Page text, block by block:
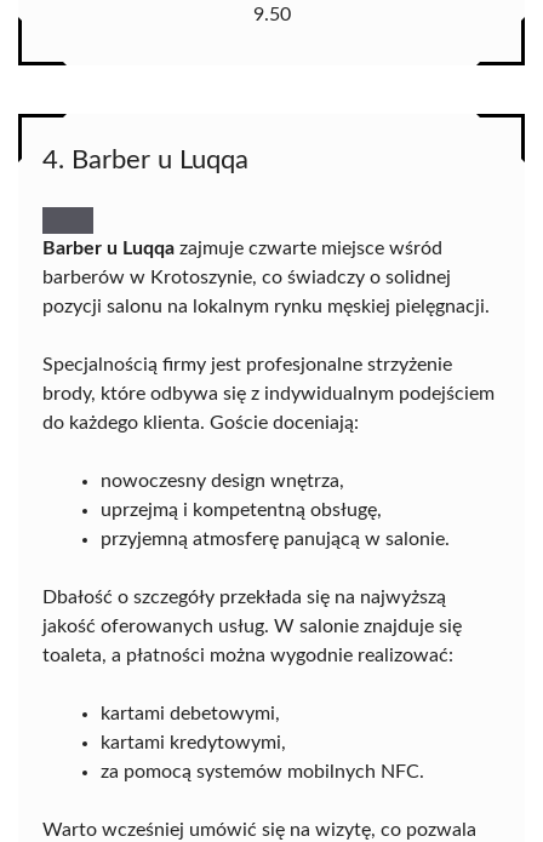
9.50
4. Barber u Luqqa
Barber u Luqqa zajmuje czwarte miejsce wśród
barberów w Krotoszynie, co świadczy o solidnej
pozycji salonu na lokalnym rynku męskiej pielęgnacji.
Specjalnością firmy jest profesjonalne strzyżenie
brody, które odbywa się z indywidualnym podejściem
do każdego klienta. Goście doceniają:
nowoczesny design wnętrza,
uprzejmą i kompetentną obsługę,
przyjemną atmosferę panującą w salonie.
Dbałość o szczegóły przekłada się na najwyższą
jakość oferowanych usług. W salonie znajduje się
toaleta, a płatności można wygodnie realizować:
kartami debetowymi,
kartami kredytowymi,
za pomocą systemów mobilnych NFC.
Warto wcześniej umówić się na wizytę, co pozwala